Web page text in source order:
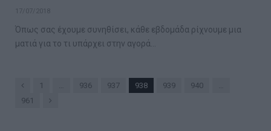
17/07/2018
Όπως σας έχουμε συνηθίσει, κάθε εβδομάδα ρίχνουμε μια
ματιά για το τι υπάρχει στην αγορά…
Previous
1 936 937 938 939 940
961
Next